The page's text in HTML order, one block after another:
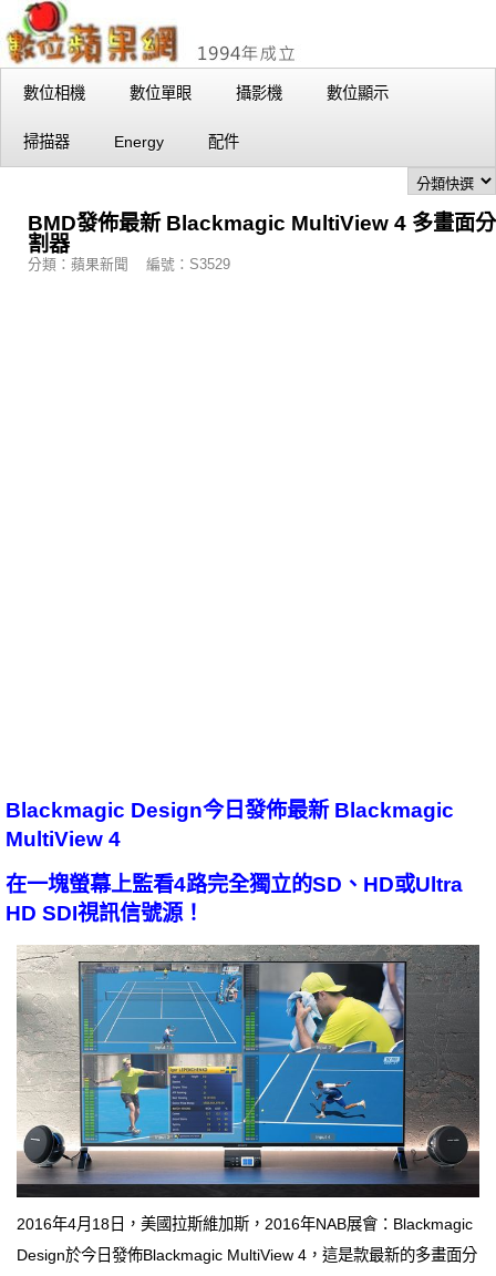
數位相機 數位單眼 攝影機 數位顯示
掃描器 Energy 配件
BMD發佈最新 Blackmagic MultiView 4 多畫面分
割器
分類：蘋果新聞 編號：S3529
Blackmagic Design今日發佈最新 Blackmagic
MultiView 4
在一塊螢幕上監看4路完全獨立的SD、HD或Ultra
HD SDI視訊信號源！
2016年4月18日，美國拉斯維加斯，2016年NAB展會：Blackmagic
Design於今日發佈Blackmagic MultiView 4，這是款最新的多畫面分